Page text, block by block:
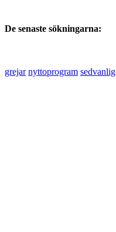
De senaste sökningarna:
grejar nyttoprogram sedvanlig